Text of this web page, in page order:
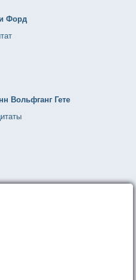
Форд
Вольфганг Гете